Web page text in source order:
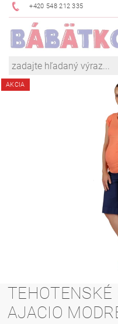
+420 548 212 335
AKCIA
TEHOTENSKÉ
AJACIO